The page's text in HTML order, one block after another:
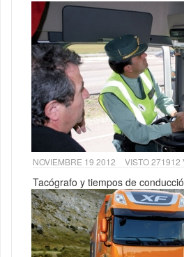
NOVIEMBRE 19 2012 VISTO 271912
Tacógrafo y tiempos de